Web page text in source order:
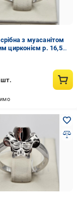
з муасанітом
цирконієм р. 16,5